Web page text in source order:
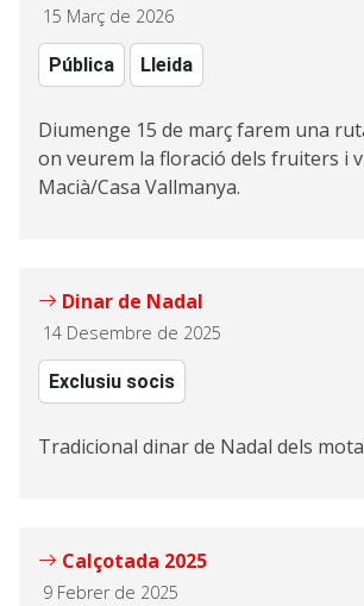
15 Març de 2026
Pública Lleida
Diumenge 15 de març farem una
on veurem la floració dels fruiters i
Macià/Casa Vallmanya.
Dinar de Nadal
14 Desembre de 2025
Exclusiu socis
Tradicional dinar de Nadal dels
Calçotada 2025
9 Febrer de 2025